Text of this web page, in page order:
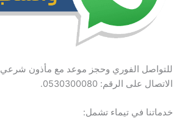
للتواصل الفوري وحجز موعد مع مأذون شرعي
الاتصال على الرقم: 0530300080.
خدماتنا في تيماء تشمل: